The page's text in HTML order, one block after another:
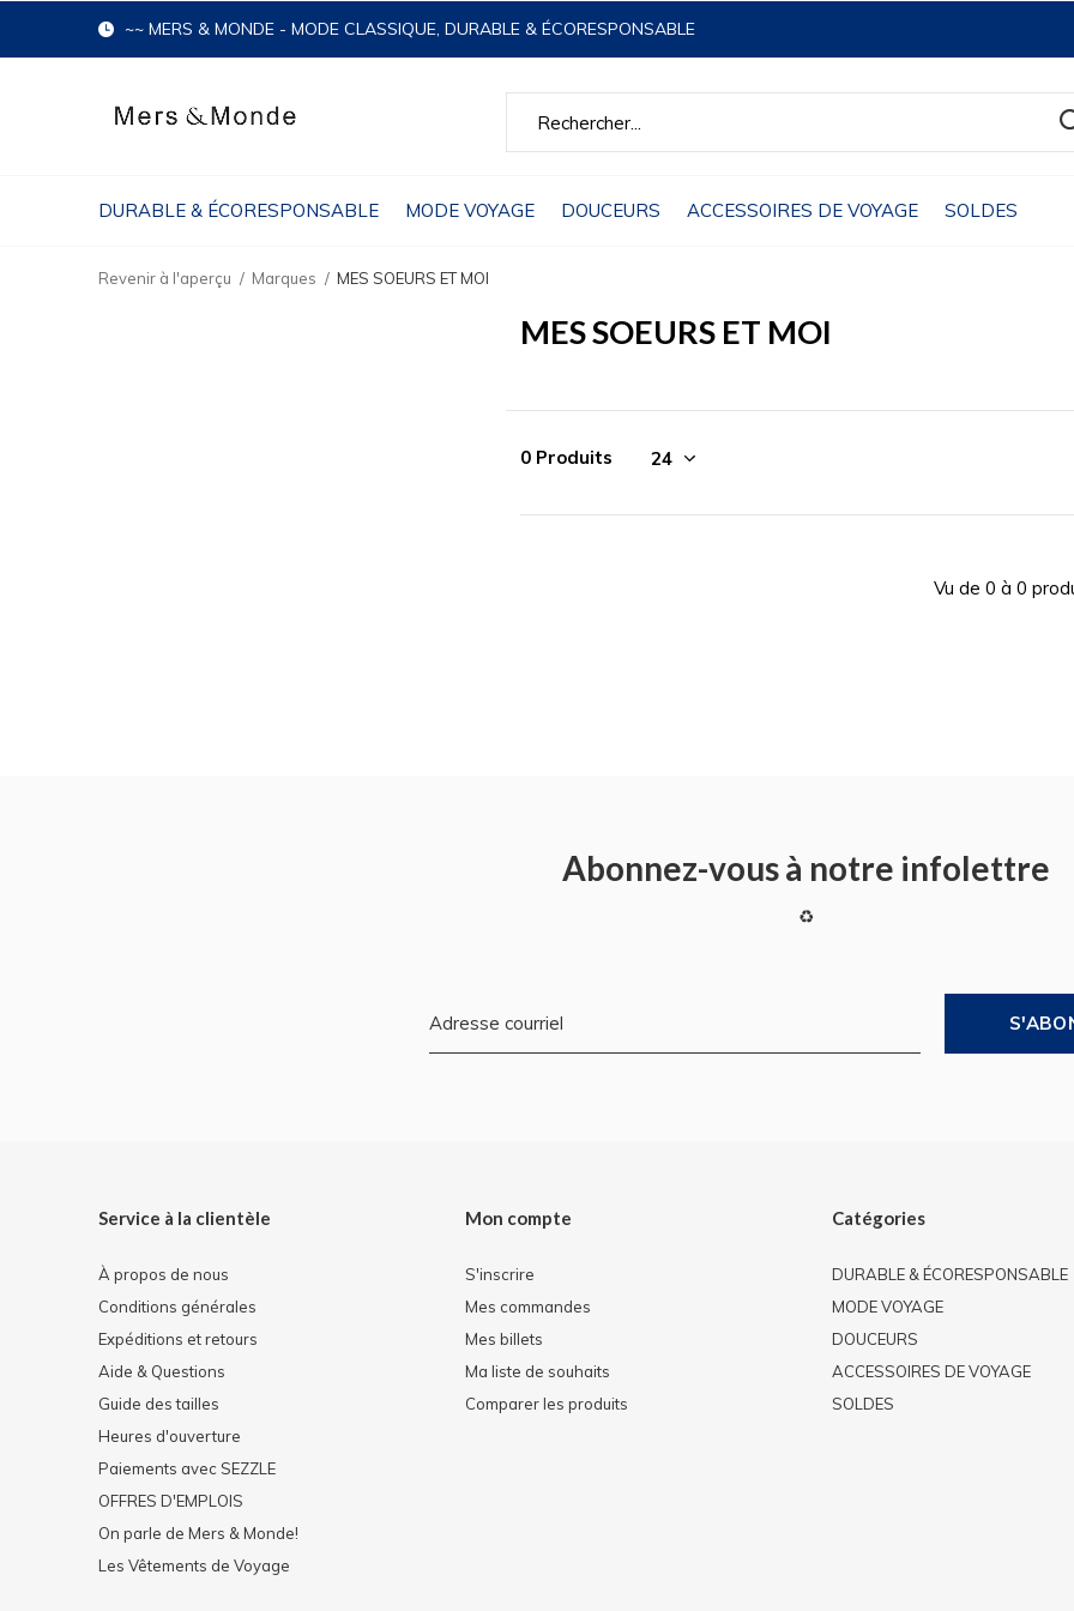
DURABLE & ÉCORESPONSABLE MODE VOYAGE DOUCEURS ACCESSOIRES DE VOYAGE SOLDES
~~ MERS & MONDE - MODE CLASSIQUE, DURABLE & ÉCORESPONSABLE
Revenir à l'aperçu Marques MES SOEURS ET MOI
MES SOEURS ET MOI
0 Produits
Vu de 0 à 0
Abonnez-vous à notre infolettre
♻
Service à la clientèle
À propos de nous
Conditions générales
Expéditions et retours
Aide & Questions
Guide des tailles
Heures d'ouverture
Paiements avec SEZZLE
OFFRES D'EMPLOIS
On parle de Mers & Monde!
Les Vêtements de Voyage
Mon compte
S'inscrire
Mes commandes
Mes billets
Ma liste de souhaits
Comparer les produits
Catégories
DURABLE & ÉCORESPONSABLE
MODE VOYAGE
DOUCEURS
ACCESSOIRES DE VOYAGE
SOLDES